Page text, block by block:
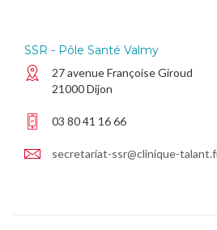
SSR - Pôle Santé Valmy
27 avenue Françoise Giroud
21000 Dijon
03 80 41 16 66
secretariat-ssr@clinique-